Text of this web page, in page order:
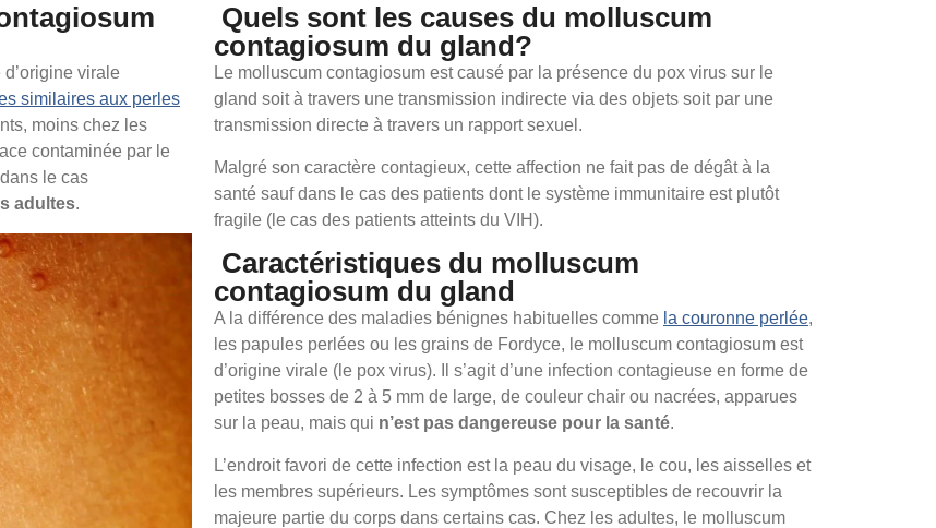
virale
similaires aux perles
moins chez les
contaminée par le
le cas
adultes.
Quels sont les causes du molluscum
contagiosum du gland?
Le molluscum contagiosum est causé par la présence du pox virus sur le
gland soit à travers une transmission indirecte via des objets soit par une
transmission directe à travers un rapport sexuel.
Malgré son caractère contagieux, cette affection ne fait pas de dégât à la
santé sauf dans le cas des patients dont le système immunitaire est plutôt
fragile (le cas des patients atteints du VIH).
Caractéristiques du molluscum
contagiosum du gland
A la différence des maladies bénignes habituelles comme la couronne perlée,
les papules perlées ou les grains de Fordyce, le molluscum contagiosum est
d’origine virale (le pox virus). Il s’agit d’une infection contagieuse en forme de
petites bosses de 2 à 5 mm de large, de couleur chair ou nacrées, apparues
sur la peau, mais qui n’est pas dangereuse pour la santé.
L’endroit favori de cette infection est la peau du visage, le cou, les aisselles et
les membres supérieurs. Les symptômes sont susceptibles de recouvrir la
majeure partie du corps dans certains cas. Chez les adultes, le molluscum